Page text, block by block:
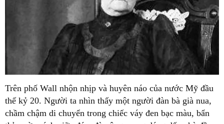
Trên phố Wall nhộn nhịp và huyên náo của nước Mỹ đầu
thế kỷ 20. Người ta nhìn thấy một người đàn bà già nua,
chầm chậm di chuyển trong chiếc váy đen bạc màu, bẩn